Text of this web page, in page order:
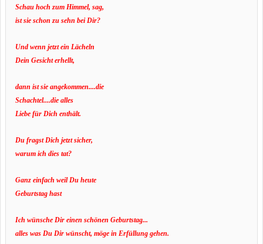
Schau hoch zum Himmel, sag,
ist sie schon zu sehn bei Dir?
Und wenn jetzt ein Lächeln
Dein Gesicht erhellt,
dann ist sie angekommen....die
Schachtel....die alles
Liebe für Dich enthält.
Du fragst Dich jetzt sicher,
warum ich dies tat?
Ganz einfach weil Du heute
Geburtstag hast
Ich wünsche Dir einen schönen Geburtstag...
alles was Du Dir wünscht, möge in Erfüllung gehen.